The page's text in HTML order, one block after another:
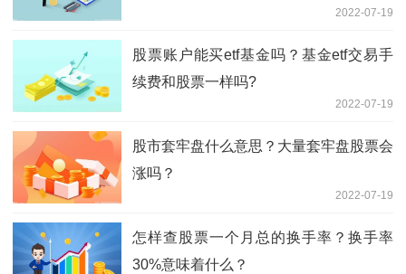
2022-07-19
股票账户能买etf基金吗？基金etf交易手
续费和股票一样吗?
2022-07-19
股市套牢盘什么意思？大量套牢盘股票会
涨吗？
2022-07-19
怎样查股票一个月总的换手率？换手率
30%意味着什么？